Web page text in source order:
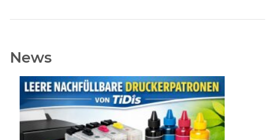
News